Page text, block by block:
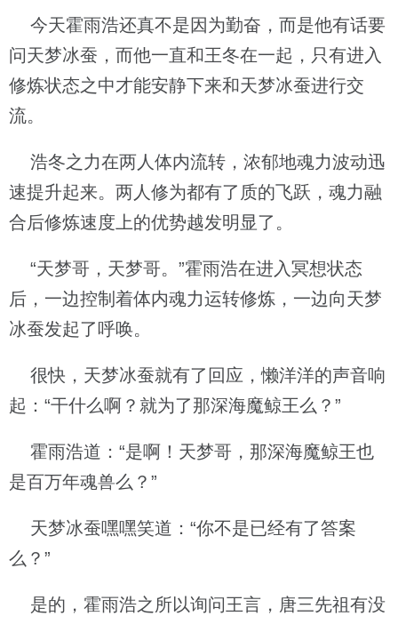
今天霍雨浩还真不是因为勤奋，而是他有话要
问天梦冰蚕，而他一直和王冬在一起，只有进入
修炼状态之中才能安静下来和天梦冰蚕进行交
流。
浩冬之力在两人体内流转，浓郁地魂力波动迅
速提升起来。两人修为都有了质的飞跃，魂力融
合后修炼速度上的优势越发明显了。
“天梦哥，天梦哥。”霍雨浩在进入冥想状态
后，一边控制着体内魂力运转修炼，一边向天梦
冰蚕发起了呼唤。
很快，天梦冰蚕就有了回应，懒洋洋的声音响
起：“干什么啊？就为了那深海魔鲸王么？”
霍雨浩道：“是啊！天梦哥，那深海魔鲸王也
是百万年魂兽么？”
天梦冰蚕嘿嘿笑道：“你不是已经有了答案
么？”
是的，霍雨浩之所以询问王言，唐三先祖有没